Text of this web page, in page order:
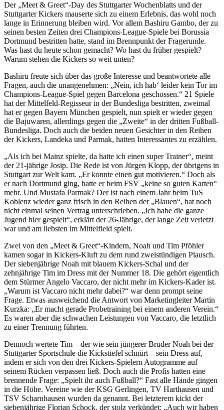
Der „Meet & Greet“-Day des Stuttgarter Wochenblatts und der
Stuttgarter Kickers mauserte sich zu einem Erlebnis, das wohl noch
lange in Erinnerung bleiben wird. Vor allem Bashiru Gambo, der zu
seinen besten Zeiten drei Champions-League-Spiele bei Borussia
Dortmund bestritten hatte, stand im Brennpunkt der Fragerunde.
Was hast du heute schon gemacht? Wo hast du früher gespielt?
Warum stehen die Kickers so weit unten?
Bashiru freute sich über das große Interesse und beantwortete alle
Fragen, auch die unangenehmen: „Nein, ich hab‘ leider kein Tor im
Champions-League-Spiel gegen Barcelona geschossen.“ 21 Spiele
hat der Mittelfeld-Regisseur in der Bundesliga bestritten, zweimal
hat er gegen Bayern München gespielt, nun spielt er wieder gegen
die Bajuwaren, allerdings gegen die „Zweite“ in der dritten Fußball-
Bundesliga. Doch auch die beiden neuen Gesichter in den Reihen
der Kickers, Landeka und Parmak, hatten Interessantes zu erzählen.
„Als ich bei Mainz spielte, da hatte ich einen super Trainer“, meint
der 21-jährige Josip. Die Rede ist von Jürgen Klopp, der übrigens in
Stuttgart zur Welt kam. „Er konnte einen gut motivieren.“ Doch als
er nach Dortmund ging, hatte er beim FSV „keine so guten Karten“
mehr. Und Mustafa Parmak? Der ist nach einem Jahr beim TuS
Koblenz wieder ganz frisch in den Reihen der „Blauen“, hat noch
nicht einmal seinen Vertrag unterschrieben. „Ich habe die ganze
Jugend hier gespielt“, erklärt der 26-Jährige, der lange Zeit verletzt
war und am liebsten im Mittelfield spielt.
Zwei von den „Meet & Greet“-Kindern, Noah und Tim Pföhler
kamen sogar in Kickers-Kluft zu dem rund zweistündigen Plausch.
Der siebenjährige Noah mit blauem Kickers-Schal und der
zehnjährige Tim im Dress mit der Nummer 18. Die gehört eigentlich
dem Stürmer Angelo Vaccaro, der nicht mehr im Kickers-Kader ist.
„Warum ist Vaccaro nicht mehr dabei?“ war denn prompt seine
Frage. Etwas ausweichend die Antwort von Marketingleiter Martin
Kurzka: „Er macht gerade Probetraining bei einem anderen Verein.“
Es waren aber die schwachen Leistungen von Vaccaro, die letztlich
zu einer Trennung führten.
Dennoch wertete Tim – der wie sein jüngerer Bruder Noah bei der
Stuttgarter Sportschule die Kickstiefel schnürt – sein Dress auf,
indem er sich von den drei Kickers-Spielern Autogramme auf
seinem Rücken verpassen ließ. Doch auch die Profis hatten eine
brennende Frage: „Spielt ihr auch Fußball?“ Fast alle Hände gingen
in die Höhe. Vereine wie der KSG Gerlingen, TV Harthausen und
TSV Scharnhausen wurden da genannt. Bei letzterem kickt der
siebenjährige Florian Schock, der stolz verkündet: „Auch wir haben